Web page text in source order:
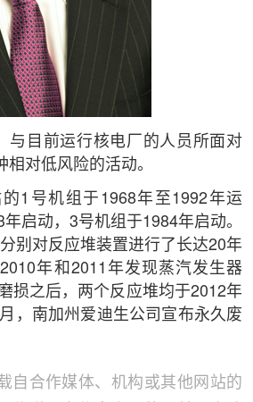
与目前运行核电厂的人员所面对
对低风险的活动。
1号机组于1968年至1992年运
启动，3号机组于1984年启动。
别对反应堆装置进行了长达20年
年和2011年发现蒸汽发生器
损之后，两个反应堆均于2012年
，南加州爱迪生公司宣布永久废
自合作媒体、机构或其他网站的